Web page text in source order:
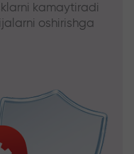
kamaytiradi
oshirishga